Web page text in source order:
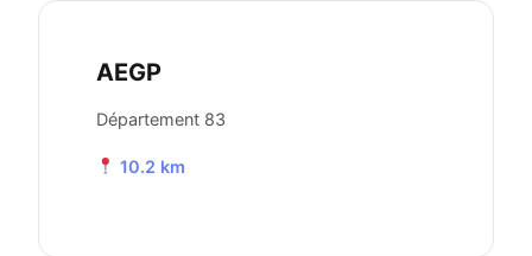
AEGP
Département 83
10.2 km